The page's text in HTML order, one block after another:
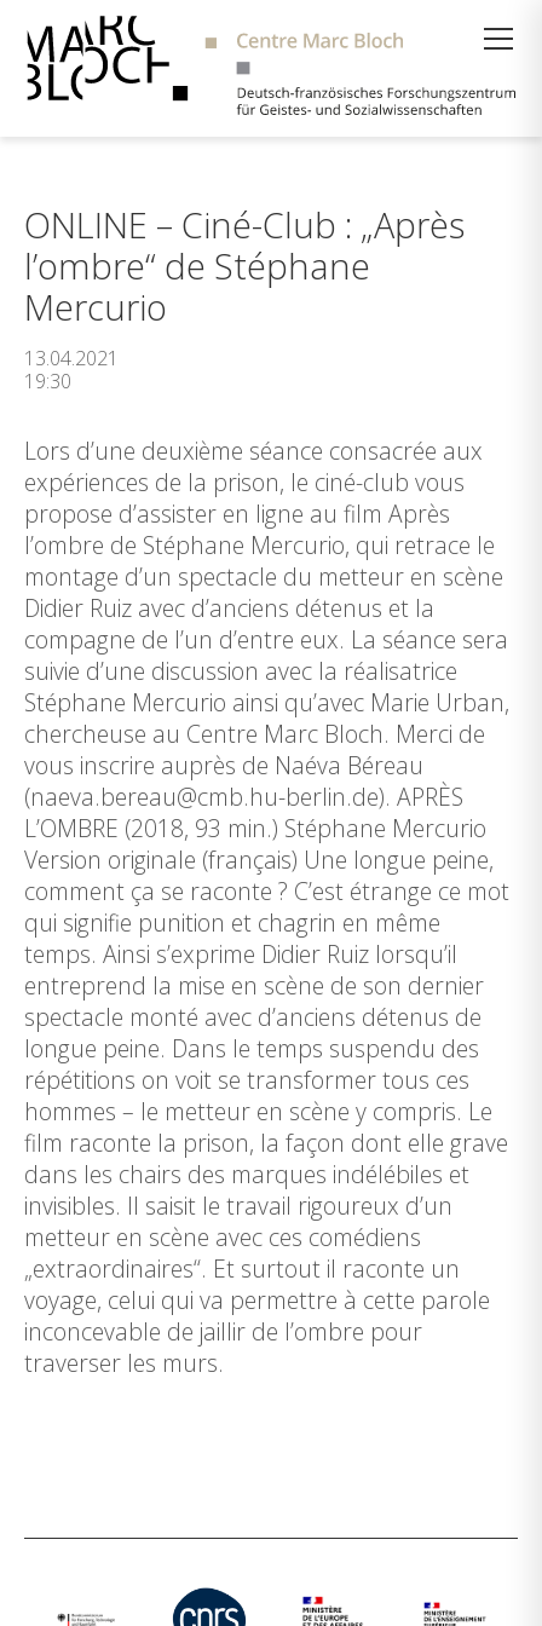
ONLINE – Ciné-Club : „Après
l’ombre“ de Stéphane
Mercurio
13.04.2021
19:30
Lors d’une deuxième séance consacrée aux
expériences de la prison, le ciné-club vous
propose d’assister en ligne au film Après
l’ombre de Stéphane Mercurio, qui retrace le
montage d’un spectacle du metteur en scène
Didier Ruiz avec d’anciens détenus et la
compagne de l’un d’entre eux. La séance sera
suivie d’une discussion avec la réalisatrice
Stéphane Mercurio ainsi qu’avec Marie Urban,
chercheuse au Centre Marc Bloch. Merci de
vous inscrire auprès de Naéva Béreau
(naeva.bereau@cmb.hu-berlin.de). APRÈS
L’OMBRE (2018, 93 min.) Stéphane Mercurio
Version originale (français) Une longue peine,
comment ça se raconte ? C’est étrange ce mot
qui signifie punition et chagrin en même
temps. Ainsi s’exprime Didier Ruiz lorsqu’il
entreprend la mise en scène de son dernier
spectacle monté avec d’anciens détenus de
longue peine. Dans le temps suspendu des
répétitions on voit se transformer tous ces
hommes – le metteur en scène y compris. Le
film raconte la prison, la façon dont elle grave
dans les chairs des marques indélébiles et
invisibles. Il saisit le travail rigoureux d’un
metteur en scène avec ces comédiens
„extraordinaires“. Et surtout il raconte un
voyage, celui qui va permettre à cette parole
inconcevable de jaillir de l’ombre pour
traverser les murs.